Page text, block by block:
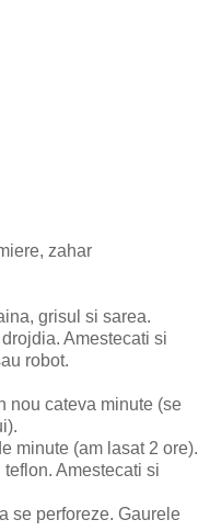
zahar
grisul si sarea.
Amestecati si
robot.
nou cateva minute (se
minute (am lasat 2 ore).
Amestecati si
se perforeze. Gaurele